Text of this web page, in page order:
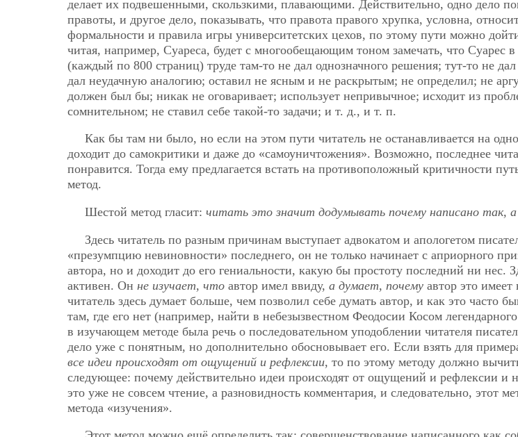
делает их подвешенными, скользкими, плавающими. Действительно, одно дело
правоты, и другое дело, показывать, что правота правого хрупка, условна,
формальности и правила игры университетских цехов, по этому пути можно
читая, например, Суареса, будет с многообещающим тоном замечать, что Суарес
(каждый по 800 страниц) труде там-то не дал однозначного решения; тут-то не дал
дал неудачную аналогию; оставил не ясным и не раскрытым; не определил; не
должен был бы; никак не оговаривает; использует непривычное; исходит из
сомнительном; не ставил себе такой-то задачи; и т. д., и т. п.
Как бы там ни было, но если на этом пути читатель не останавливается на
доходит до самокритики и даже до «самоуничтожения». Возможно, последнее
понравится. Тогда ему предлагается встать на противоположный критичности
метод.
Шестой метод гласит: читать это значит додумывать почему написано так, а
Здесь читатель по разным причинам выступает адвокатом и апологетом
«презумпцию невиновности» последнего, он не только начинает с априорного
автора, но и доходит до его гениальности, какую бы простоту последний ни нес.
активен. Он не изучает, что автор имел ввиду, а думает, почему автор это имеет
читатель здесь думает больше, чем позволил себе думать автор, и как это часто
там, где его нет (например, найти в небезызвестном Феодосии Косом
в изучающем методе была речь о последовательном уподоблении читателя
дело уже с понятным, но дополнительно обосновывает его. Если взять для
все идеи происходят от ощущений и рефлексии, то по этому методу должно
следующее: почему действительно идеи происходят от ощущений и рефлексии и
это уже не совсем чтение, а разновидность комментария, и следовательно, этот
метода «изучения».